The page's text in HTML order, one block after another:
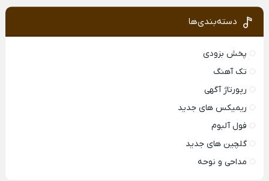
دسته‌بندی‌ها
پخش بزودی
تک آهنگ
رپورتاژ آگهی
ریمیکس های جدید
فول آلبوم
گلچین های جدید
مداحی و نوحه